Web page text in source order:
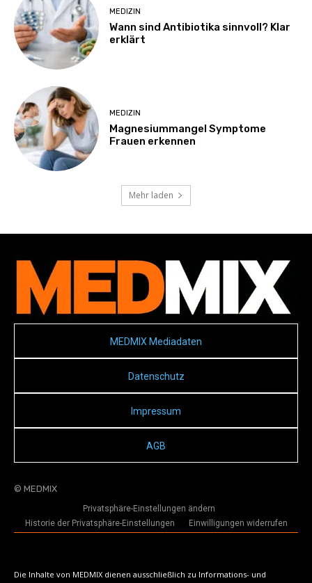
MEDIZIN
Wann sind Antibiotika sinnvoll? Klar
erklärt
MEDIZIN
Magnesiummangel Symptome
Frauen erkennen
Mehr laden
MEDMIX Mediadaten
Datenschutz
Impressum
AGB
© MEDMIX
Privatsphäre-Einstellungen ändern
Historie der Privatsphäre-Einstellungen
Einwilligungen widerrufen
Die Inhalte von MEDMIX dienen ausschließlich zu Informations- und